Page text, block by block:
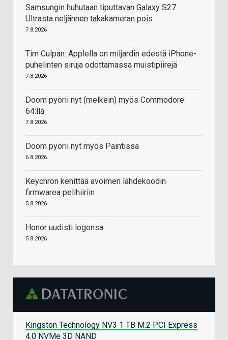
Samsungin huhutaan tiputtavan Galaxy S27
Ultrasta neljännen takakameran pois
7.8.2026
Tim Culpan: Applella on miljardin edestä iPhone-
puhelinten siruja odottamassa muistipiirejä
7.8.2026
Doom pyörii nyt (melkein) myös Commodore
64:llä
7.8.2026
Doom pyörii nyt myös Paintissa
6.8.2026
Keychron kehittää avoimen lähdekoodin
firmwarea pelihiiriin
5.8.2026
Honor uudisti logonsa
5.8.2026
Kingston Technology NV3 1 TB M.2 PCI Express
4.0 NVMe 3D NAND